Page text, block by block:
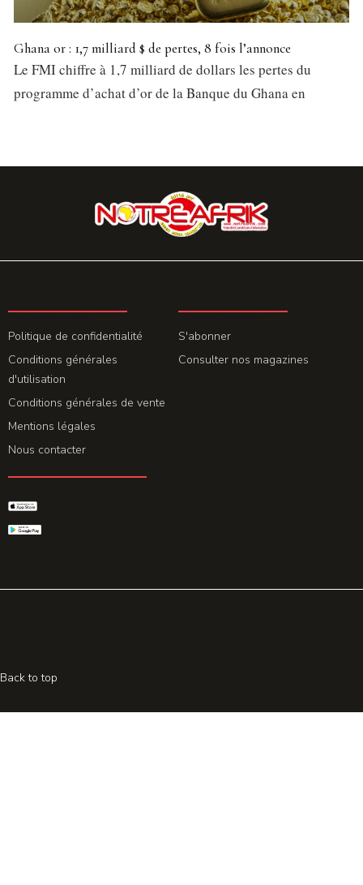
Ghana or : 1,7 milliard $ de pertes, 8 fois l’annonce
Le FMI chiffre à 1,7 milliard de dollars les pertes du
programme d’achat d’or de la Banque du Ghana en
Politique de confidentialité
Conditions générales
d'utilisation
Conditions générales de vente
Mentions légales
Nous contacter
S'abonner
Consulter nos magazines
Back to top